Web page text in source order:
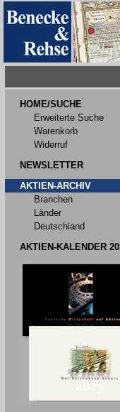
HOME/SUCHE
Erweiterte Suche
Warenkorb
Widerruf
NEWSLETTER
AKTIEN-ARCHIV
Branchen
Länder
Deutschland
AKTIEN-KALENDER